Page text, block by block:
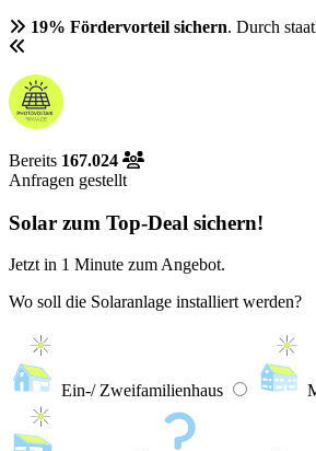
19% Fördervorteil sichern. Durch
Bereits 167.024
Anfragen gestellt
Solar zum Top-Deal sichern!
Jetzt in 1 Minute zum Angebot.
Wo soll die Solaranlage installiert werden?
Ein-/ Zweifamilienhaus